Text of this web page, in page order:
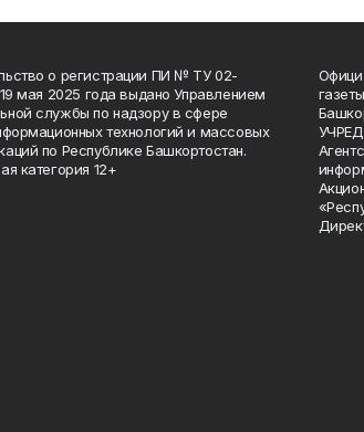
о регистрации ПИ № ТУ 02-
мая 2025 года выдано Управлением
службы по надзору в сфере
технологий и массовых
по Республике Башкортостан.
категория 12+